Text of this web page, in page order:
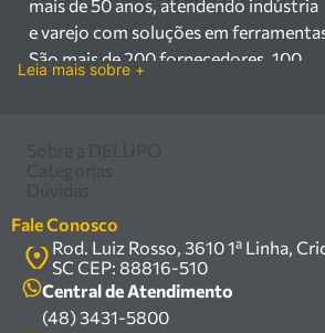
mais de 50 anos, atendendo indústria
e varejo com soluções em
São mais de 200 fornecedores, 100
equipamentos industriais no Sul do
Criciúma – SC, atendemos os
setores industrial e varejista com um
produtos à pronta entrega.
Trabalhamos com mais de 200
um estoque com mais de
Leia mais sobre +
Marcas
Política de privacidade
Política de entrega
Termos e condições
Serra circular
Compressor
Caixa Organizadora
Carrinho Armazém
Como comprar
Central de ajuda
Troca, devolução e garantia
Fale Conosco
Rod. Luiz Rosso, 3610 1ª Linha,
SC CEP: 88816-510
Central de Atendimento
(48) 3431-5800